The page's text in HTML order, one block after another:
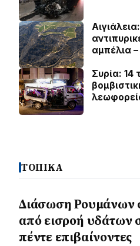
αμπέλια
Συρία: 14
ΤΟΠΙΚΑ
Διάσωση Ρουμάνων
από εισροή υδάτων
πέντε επιβαίνοντες